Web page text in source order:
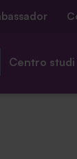
Centro studi